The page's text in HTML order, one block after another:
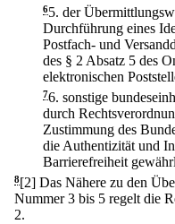
65. der
Durchführung eines
Postfach- und
des § 2 Absatz 5 des
elektronischen
76. sonstige
durch
Zustimmung des
die Authentizität und
Barrierefreiheit
8[2] Das Nähere zu den
Nummer 3 bis 5 regelt die
2.